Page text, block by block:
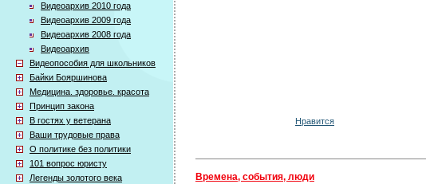
Видеоархив 2010 года
Видеоархив 2009 года
Видеоархив 2008 года
Видеоархив
Видеопособия для школьников
Байки Бояршинова
Медицина. здоровье. красота
Принцип закона
В гостях у ветерана
Ваши трудовые права
О политике без политики
101 вопрос юристу
Легенды золотого века
Нравится
Времена, события, люди